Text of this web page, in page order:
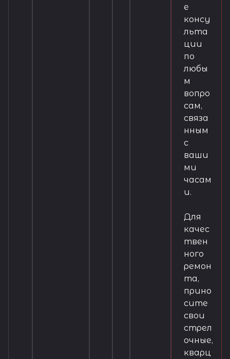
е
консу
льта
ции
по
любы
м
вопро
сам,
связа
нным
с
ваши
ми
часам
и.
Для
качес
твен
ного
ремон
та,
прино
сите
свои
стрел
очные,
кварц